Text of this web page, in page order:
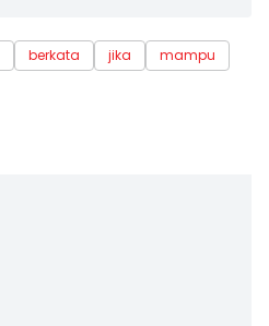
berkata jika mampu